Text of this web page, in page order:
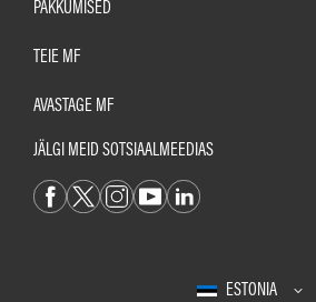
PAKKUMISED
TEIE MF
AVASTAGE MF
JÄLGI MEID SOTSIAALMEEDIAS
ESTONIA